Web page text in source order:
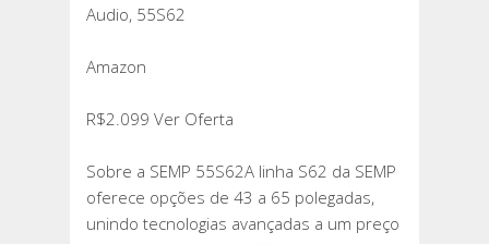
Audio, 55S62
Amazon
R$2.099 Ver Oferta
Sobre a SEMP 55S62A linha S62 da SEMP
oferece opções de 43 a 65 polegadas,
unindo tecnologias avançadas a um preço